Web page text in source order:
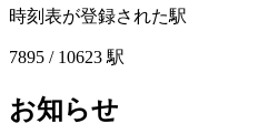
時刻表が登録された駅
7895 / 10623 駅
お知らせ